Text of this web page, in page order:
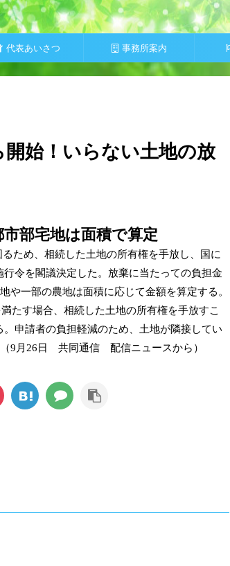
代表あいさつ 事務所案内
始！いらない土地の放
部宅地は面積で算定
ため、相続した土地の所有権を手放し、国に
令を閣議決定した。放棄に当たっての負担金
や一部の農地は面積に応じて金額を算定する。
たす場合、相続した土地の所有権を手放すこ
申請者の負担軽減のため、土地が隣接してい
9月26日 共同通信 配信ニュースから）